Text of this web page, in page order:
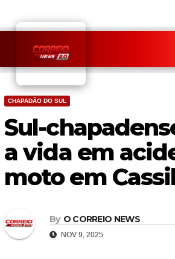
content
CHAPADÃO DO SUL
Sul-
a vida em
moto em
By O CORREIO NEWS
NOV 9, 2025